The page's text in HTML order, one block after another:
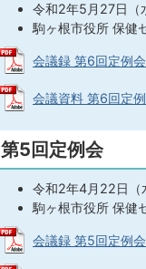
令和2年5月27日（
駒ヶ根市役所 保健
会議録 第6回定例
会議資料 第6回定
第5回定例会
令和2年4月22日（
駒ヶ根市役所 保健
会議録 第5回定例